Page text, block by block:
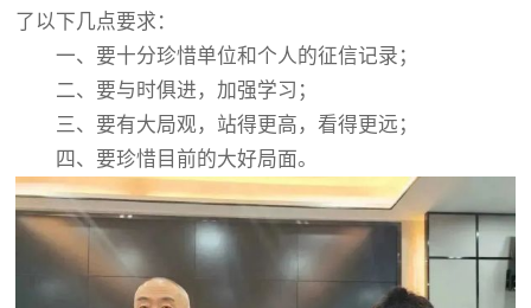
了以下几点要求：
一、要十分珍惜单位和个人的征信记录；
二、要与时俱进，加强学习；
三、要有大局观，站得更高，看得更远；
四、要珍惜目前的大好局面。